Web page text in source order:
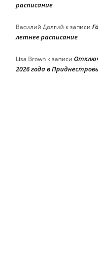
расписание
Василий Долгий к записи
летнее расписание
Lisa Brown к записи
2026 года в